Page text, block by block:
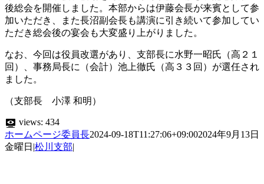
後総会を開催しました。本部からは伊藤会長が来賓として参
加いただき、また長沼副会長も講演に引き続いて参加してい
ただき総会後の宴会も大変盛り上がりました。
なお、今回は役員改選があり、支部長に水野一昭氏（高２１
回）、事務局長に（会計）池上徹氏（高３３回）が選任され
ました。
（支部長 小澤 和明）
views: 434
ホームページ委員長2024-09-18T11:27:06+09:002024年9月13日
金曜日 |松川支部|